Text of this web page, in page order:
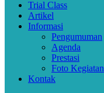
Trial Class
Artikel
Informasi
Pengumuman
Agenda
Prestasi
Foto Kegiatan
Kontak